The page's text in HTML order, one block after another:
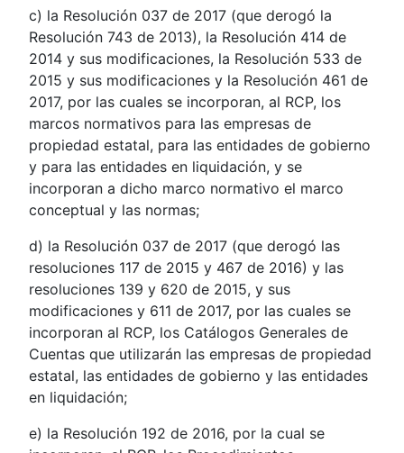
c) la Resolución 037 de 2017 (que derogó la
Resolución 743 de 2013), la Resolución 414 de
2014 y sus modificaciones, la Resolución 533 de
2015 y sus modificaciones y la Resolución 461 de
2017, por las cuales se incorporan, al RCP, los
marcos normativos para las empresas de
propiedad estatal, para las entidades de gobierno
y para las entidades en liquidación, y se
incorporan a dicho marco normativo el marco
conceptual y las normas;
d) la Resolución 037 de 2017 (que derogó las
resoluciones 117 de 2015 y 467 de 2016) y las
resoluciones 139 y 620 de 2015, y sus
modificaciones y 611 de 2017, por las cuales se
incorporan al RCP, los Catálogos Generales de
Cuentas que utilizarán las empresas de propiedad
estatal, las entidades de gobierno y las entidades
en liquidación;
e) la Resolución 192 de 2016, por la cual se